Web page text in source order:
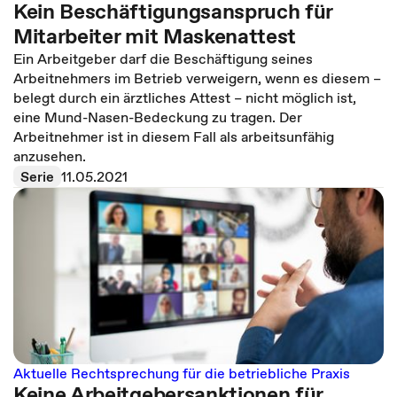
Kein Beschäftigungsanspruch für
Mitarbeiter mit Maskenattest
Ein Arbeitgeber darf die Beschäftigung seines
Arbeitnehmers im Betrieb verweigern, wenn es diesem –
belegt durch ein ärztliches Attest – nicht möglich ist,
eine Mund-Nasen-Bedeckung zu tragen. Der
Arbeitnehmer ist in diesem Fall als arbeitsunfähig
anzusehen.
Serie 11.05.2021
Aktuelle Rechtsprechung für die betriebliche Praxis